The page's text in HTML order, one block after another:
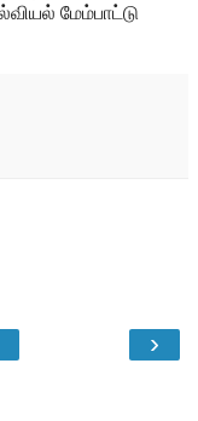
மேம்பாட்டு
›